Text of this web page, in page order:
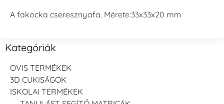
A fakocka cseresznyafa. Mérete:33x33x20 mm
Kategóriák
OVIS TERMÉKEK
3D CUKISÁGOK
ISKOLAI TERMÉKEK